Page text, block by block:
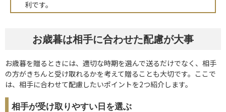
利です。
お歳暮は相手に合わせた配慮が大事
お歳暮を贈るときには、適切な時期を選んで送るだけでなく、相手
の方がきちんと受け取れるかを考えて贈ることも大切です。ここで
は、相手に合わせて配慮したいポイントを2つ紹介します。
相手が受け取りやすい日を選ぶ